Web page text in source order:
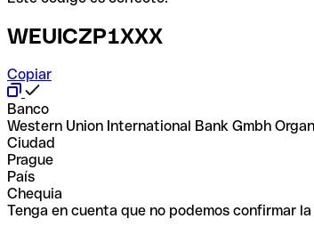
WEUICZP1XXX
Copiar
Banco
Western Union International Bank Gmbh
Ciudad
Prague
País
Chequia
Tenga en cuenta que no podemos confirmar